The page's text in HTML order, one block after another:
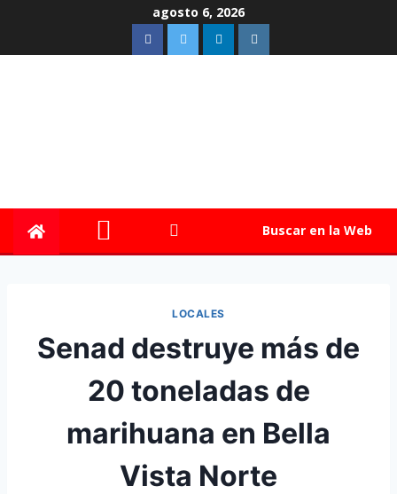
agosto 6, 2026
Buscar en la Web
LOCALES
Senad destruye más de
20 toneladas de
marihuana en Bella
Vista Norte